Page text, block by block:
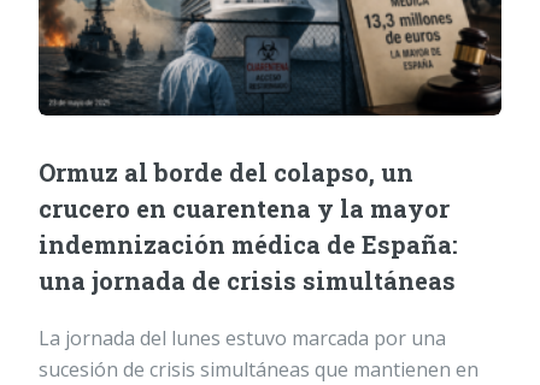
Ormuz al borde del colapso, un
crucero en cuarentena y la mayor
indemnización médica de España:
una jornada de crisis simultáneas
La jornada del lunes estuvo marcada por una
sucesión de crisis simultáneas que mantienen en